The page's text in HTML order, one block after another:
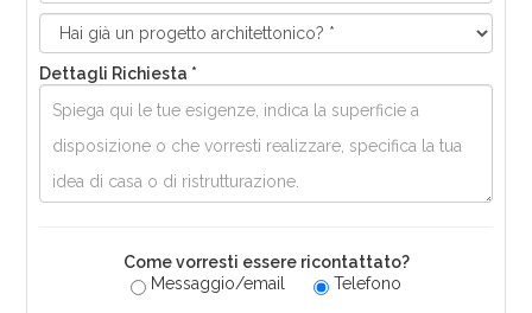
Dettagli Richiesta *
Come vorresti essere ricontattato?
Messaggio/email
Telefono